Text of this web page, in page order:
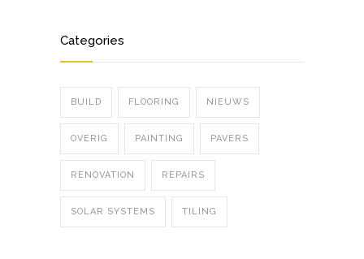
Categories
BUILD FLOORING NIEUWS
OVERIG PAINTING PAVERS
RENOVATION REPAIRS
SOLAR SYSTEMS TILING